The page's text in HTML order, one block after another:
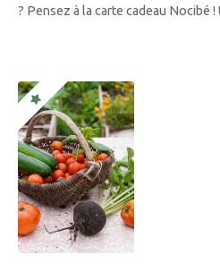
? Pensez à la carte cadeau Nocibé !